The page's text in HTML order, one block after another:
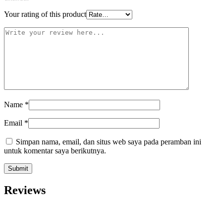
Your rating of this product
Name *
Email *
Simpan nama, email, dan situs web saya pada peramban ini
untuk komentar saya berikutnya.
Reviews